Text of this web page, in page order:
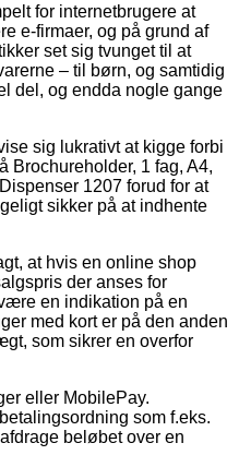
for internetbrugere at
e-firmaer, og på grund af
set sig tvunget til at
– til børn, og samtidig
del, og endda nogle gange
sig lukrativt at kigge forbi
Brochureholder, 1 fag, A4,
1207 forud for at
sikker på at indhente
at hvis en online shop
der anses for
en indikation på en
med kort er på den anden
som sikrer en overfor
eller MobilePay.
som f.eks.
beløbet over en